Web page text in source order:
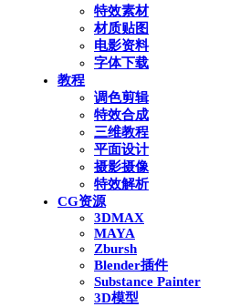
特效素材
材质贴图
电影资料
字体下载
教程
调色剪辑
特效合成
三维教程
平面设计
摄影摄像
特效解析
CG资源
3DMAX
MAYA
Zbursh
Blender插件
Substance Painter
3D模型